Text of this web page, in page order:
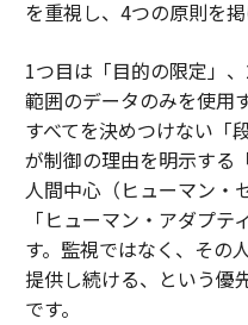
を重視し、4つの原則を掲
1つ目は「目的の限定」
範囲のデータのみを使用
すべてを決めつけない「
が制御の理由を明示する
人間中心（ヒューマン・
「ヒューマン・アダプ
す。監視ではなく、その
提供し続ける、という優
です。